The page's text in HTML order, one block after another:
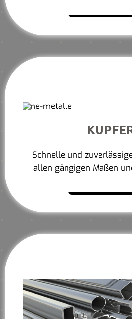
Schnelle und
allen gängigen Maßen